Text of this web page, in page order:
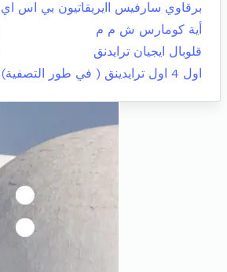
برقاوي سارفيس اايريقاتيون بي اس اي
أية كومارس ش م م
قلوبال ايجيان ترايدنق
اول 4 اول ترايدينق ( في طور التصفية)